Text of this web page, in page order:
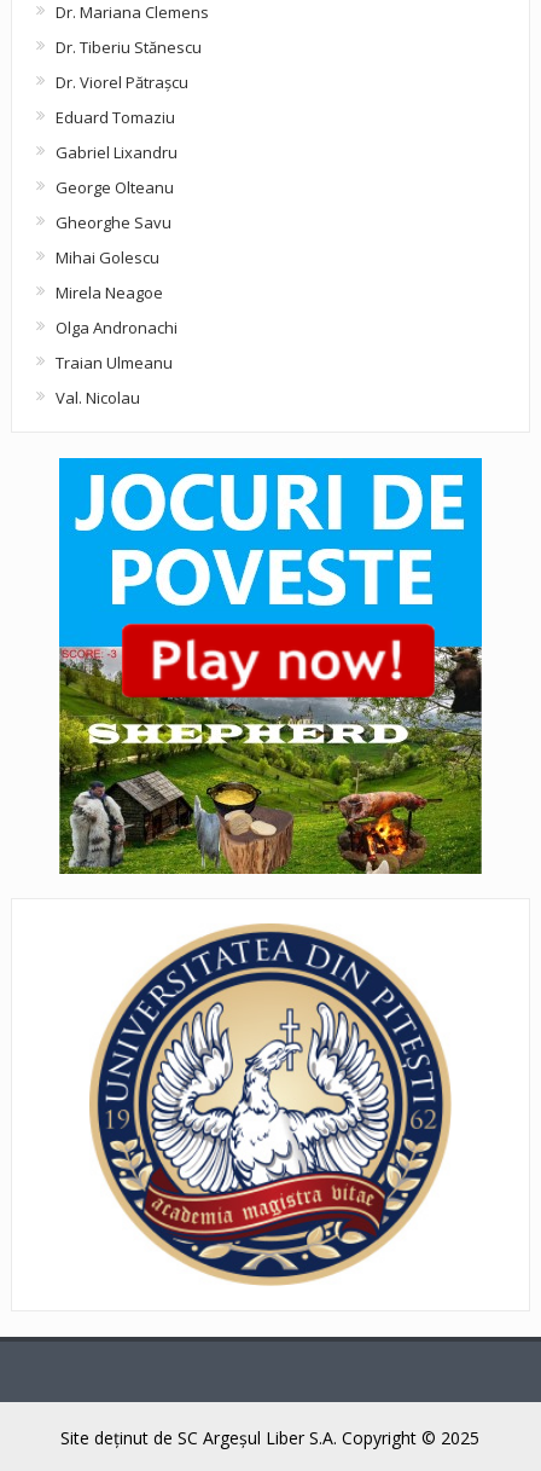
Dr. Mariana Clemens
Dr. Tiberiu Stănescu
Dr. Viorel Pătraşcu
Eduard Tomaziu
Gabriel Lixandru
George Olteanu
Gheorghe Savu
Mihai Golescu
Mirela Neagoe
Olga Andronachi
Traian Ulmeanu
Val. Nicolau
Site deţinut de SC Argeşul Liber S.A. Copyright © 2025